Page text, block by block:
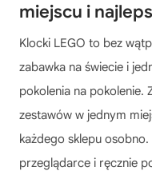
miejscu i
Klocki LEGO to bez
zabawka na świecie i
pokolenia na pokolenie.
zestawów w jednym
każdego sklepu
przeglądarce i ręcznie